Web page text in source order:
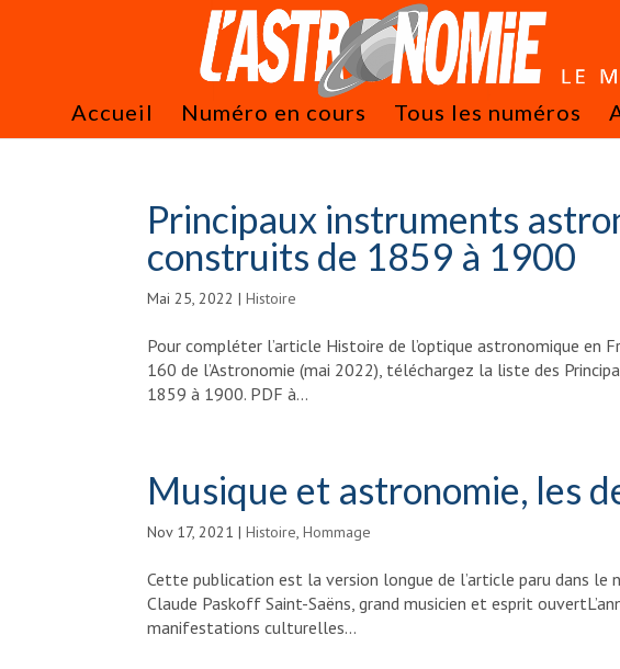
Accueil Numéro en cours Tous les numéros
Principaux instruments
construits de 1859 à 1900
Mai 25, 2022 |Histoire
Pour compléter l’article Histoire de l’optique astronomique en
160 de l’Astronomie (mai 2022), téléchargez la liste des
1859 à 1900. PDF à...
Musique et astronomie, les
Nov 17, 2021 |Histoire,Hommage
Cette publication est la version longue de l’article paru dans le
Claude Paskoff Saint-Saëns, grand musicien et esprit
manifestations culturelles...